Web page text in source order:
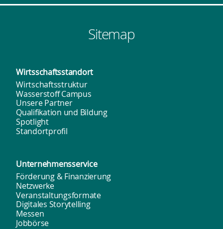
Sitemap
Wirtsschafts­standort
Wirtschaftsstruktur
Wasserstoff Campus
Unsere Partner
Qualifikation und Bildung
Spotlight
Standortprofil
Unternehmens­service
Förderung & Finanzierung
Netzwerke
Veranstaltungsformate
Digitales Storytelling
Messen
Jobbörse